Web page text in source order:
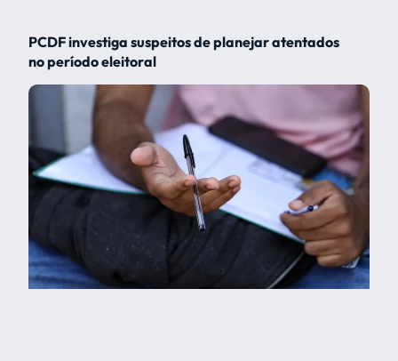
PCDF investiga suspeitos de planejar atentados
no período eleitoral